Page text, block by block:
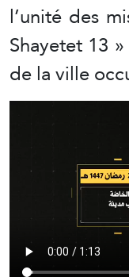
l’unité des
Shayetet 13
de la ville